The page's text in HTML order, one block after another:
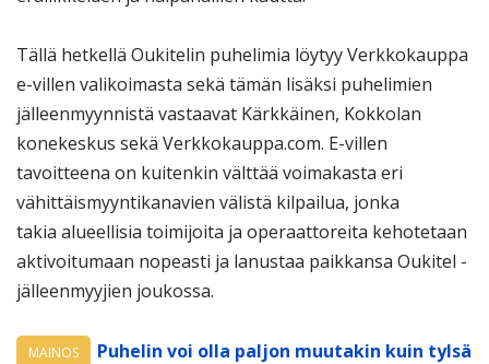
Tällä hetkellä Oukitelin puhelimia löytyy Verkkokauppa
e-villen valikoimasta sekä tämän lisäksi puhelimien
jälleenmyynnistä vastaavat Kärkkäinen, Kokkolan
konekeskus sekä Verkkokauppa.com. E-villen
tavoitteena on kuitenkin välttää voimakasta eri
vähittäismyyntikanavien välistä kilpailua, jonka
takia alueellisia toimijoita ja operaattoreita kehotetaan
aktivoitumaan nopeasti ja lanustaa paikkansa Oukitel -
jälleenmyyjien joukossa.
MAINOS
Puhelin voi olla paljon muutakin kuin tylsä